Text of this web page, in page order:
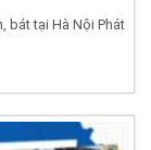
bát tại Hà Nội Phát